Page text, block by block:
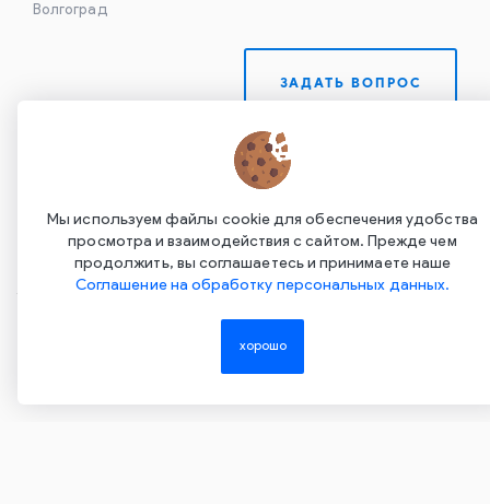
Волгоград
ЗАДАТЬ ВОПРОС
Copyright ©2015-2026. Завод Econex. Производство
светотехнического оборудования. При использовании
Мы используем файлы cookie для обеспечения удобства
просмотра и взаимодействия с сайтом. Прежде чем
продолжить, вы соглашаетесь и принимаете наше
Соглашение на обработку персональных данных.
хорошо